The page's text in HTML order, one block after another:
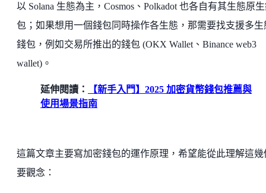
以 Solana 生態為主，Cosmos、Polkadot 也各自有其生態原
包；如果想用一個錢包同時操作各生態，那需要找支援多生
錢包，例如交易所推出的錢包 (OKX Wallet、Binance web3
wallet)。
延伸閱讀：
【新手入門】2025 加密貨幣錢包推薦與
使用場景指南
這篇文章主要寫加密錢包的運作原理，希望能從此理解這幾
要觀念：